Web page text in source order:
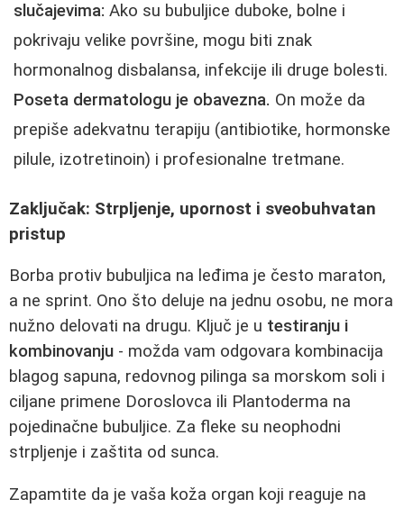
slučajevima: Ako su bubuljice duboke, bolne i
pokrivaju velike površine, mogu biti znak
hormonalnog disbalansa, infekcije ili druge bolesti.
Poseta dermatologu je obavezna. On može da
prepiše adekvatnu terapiju (antibiotike, hormonske
pilule, izotretinoin) i profesionalne tretmane.
Zaključak: Strpljenje, upornost i sveobuhvatan
pristup
Borba protiv bubuljica na leđima je često maraton,
a ne sprint. Ono što deluje na jednu osobu, ne mora
nužno delovati na drugu. Ključ je u testiranju i
kombinovanju - možda vam odgovara kombinacija
blagog sapuna, redovnog pilinga sa morskom soli i
ciljane primene Doroslovca ili Plantoderma na
pojedinačne bubuljice. Za fleke su neophodni
strpljenje i zaštita od sunca.
Zapamtite da je vaša koža organ koji reaguje na